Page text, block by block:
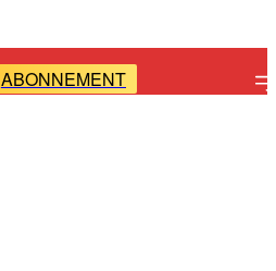
ABONNEMENT